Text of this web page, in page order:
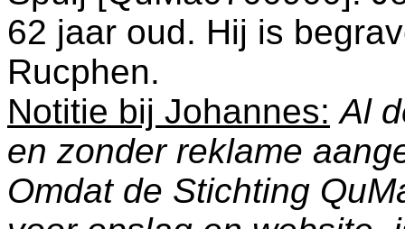
62 jaar oud. Hij is
Rucphen.
Notitie bij Johannes: Al
en zonder reklame
Omdat de Stichting